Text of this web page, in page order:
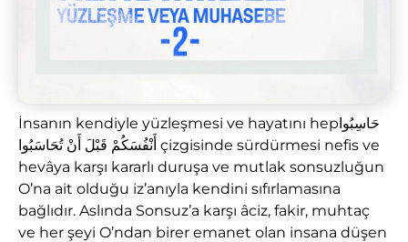
İnsanın kendiyle yüzleşmesi ve hayatını hepحَاسِبُوا
أَنْفُسَكُمْ قَبْلَ أَنْ تُحَاسَبُوا çizgisinde sürdürmesi nefis ve
hevâya karşı kararlı duruşa ve mutlak sonsuzluğun
O’na ait olduğu iz’anıyla kendini sıfırlamasına
bağlıdır. Aslında Sonsuz’a karşı âciz, fakir, muhtaç
ve her şeyi O’ndan birer emanet olan insana düşen